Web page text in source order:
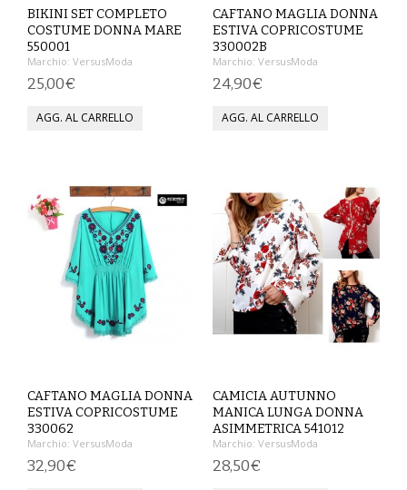
SPETTACOLO
ABITI TEATRALI
BALLETTO
ABITI
SOTTOGONNE
BAMBINA
COMPLETI
COSTUMI E COPRICOSTUMI
BIKINI SET COMPLETO
COSTUME DONNA MARE
550001
Marchio: VersusModa
25,00€
CAFTANO MAGLIA DONNA
ESTIVA COPRICOSTUME
330002B
Marchio: VersusModa
24,90€
CAFTANO MAGLIA DONNA
ESTIVA COPRICOSTUME
330062
Marchio: VersusModa
32,90€
CAMICIA AUTUNNO
MANICA LUNGA DONNA
ASIMMETRICA 541012
Marchio: VersusModa
28,50€